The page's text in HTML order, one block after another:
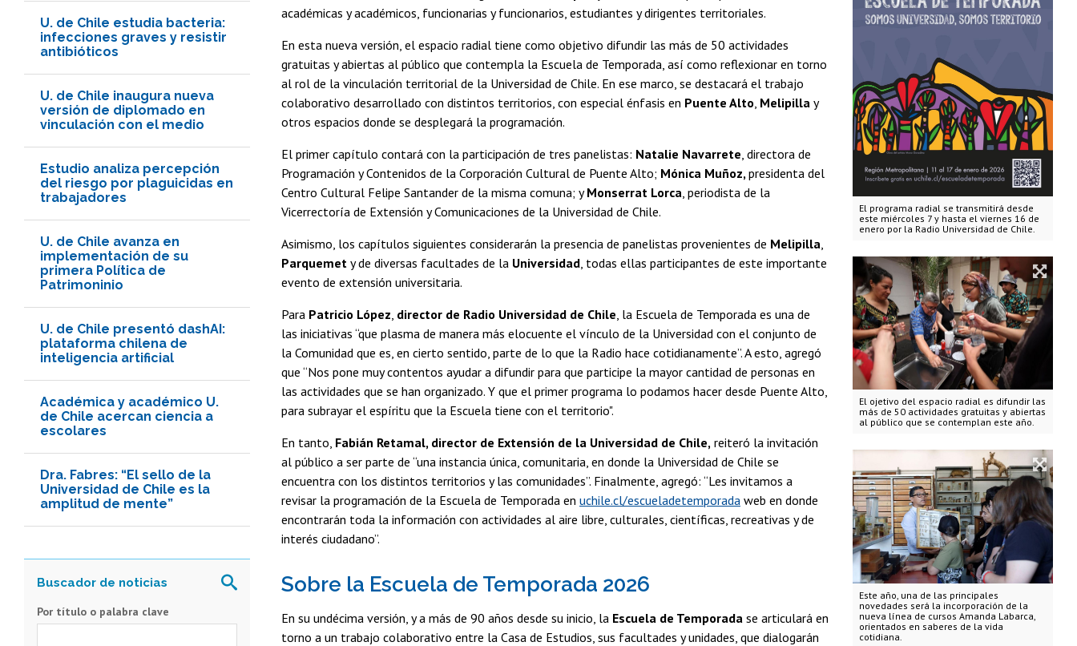
U. de Chile estudia bacteria:
infecciones graves y resistir
antibióticos
U. de Chile inaugura nueva
versión de diplomado en
vinculación con el medio
Estudio analiza percepción
del riesgo por plaguicidas en
trabajadores
U. de Chile avanza en
implementación de su
primera Política de
Patrimoninio
U. de Chile presentó dashAI:
plataforma chilena de
inteligencia artificial
Académica y académico U.
de Chile acercan ciencia a
escolares
Dra. Fabres: “El sello de la
Universidad de Chile es la
amplitud de mente”
El programa radial se transmitirá desde
este miércoles 7 y hasta el viernes 16 de
enero por la Radio Universidad de Chile.
El ojetivo del espacio radial es difundir las
más de 50 actividades gratuitas y abiertas
al público que se contemplan este año.
Este año, una de las principales
novedades será la incorporación de la
nueva línea de cursos Amanda Labarca,
orientados en saberes de la vida
cotidiana.
académicas y académicos, funcionarias y funcionarios, estudiantes y dirigentes territoriales.
En esta nueva versión, el espacio radial tiene como objetivo difundir las más de 50 actividades
gratuitas y abiertas al público que contempla la Escuela de Temporada, así como reflexionar en torno
al rol de la vinculación territorial de la Universidad de Chile. En ese marco, se destacará el trabajo
colaborativo desarrollado con distintos territorios, con especial énfasis en Puente Alto Melipilla y
otros espacios donde se desplegará la programación.
El primer capítulo contará con la participación de tres panelistas: Natalie Navarrete , directora de
Programación y Contenidos de la Corporación Cultural de Puente Alto; Mónica Muñoz, presidenta del
Centro Cultural Felipe Santander de la misma comuna; yMonserrat Lorca , periodista de la
Vicerrectoría de Extensión y Comunicaciones de la Universidad de Chile.
Asimismo, los capítulos siguientes considerarán la presencia de panelistas provenientes de Melipilla
Parquemet y de diversas facultades de la Universidad , todas ellas participantes de este importante
evento de extensión universitaria.
Para Patricio López director de Radio Universidad de Chile , la Escuela de Temporada es una de
las iniciativas “que plasma de manera más elocuente el vínculo de la Universidad con el conjunto de
la Comunidad que es, en cierto sentido, parte de lo que la Radio hace cotidianamente”. A esto, agregó
que “Nos pone muy contentos ayudar a difundir para que participe la mayor cantidad de personas en
las actividades que se han organizado. Y que el primer programa lo podamos hacer desde Puente Alto,
para subrayar el espíritu que la Escuela tiene con el territorio".
En tanto, Fabián Retamal, director de Extensión de la Universidad de Chile, reiteró la invitación
al público a ser parte de “una instancia única, comunitaria, en donde la Universidad de Chile se
encuentra con los distintos territorios y las comunidades”. Finalmente, agregó: “Les invitamos a
revisar la programación de la Escuela de Temporada en uchile.cl/escueladetemporada web en donde
encontrarán toda la información con actividades al aire libre, culturales, científicas, recreativas y de
interés ciudadano”.
Sobre la Escuela de Temporada 2026
En su undécima versión, y a más de 90 años desde su inicio, la Escuela de Temporada se articulará en
torno a un trabajo colaborativo entre la Casa de Estudios, sus facultades y unidades, que dialogarán
Por título o palabra clave